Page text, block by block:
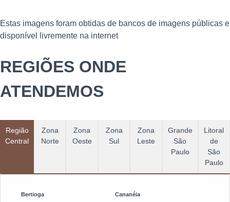
Estas imagens foram obtidas de bancos de imagens públicas e
disponível livremente na internet
REGIÕES ONDE
ATENDEMOS
Região
Central
Zona
Norte
Zona
Oeste
Zona
Sul
Zona
Leste
Grande
São
Paulo
Litoral
de
São
Paulo
Bertioga Cananéia